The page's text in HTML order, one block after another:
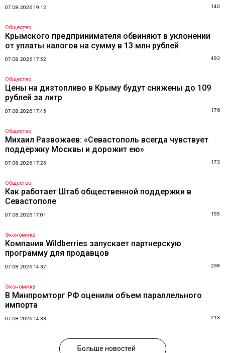
07.08.2026 19:12 140
Общество
Крымского предпринимателя обвиняют в уклонении
от уплаты налогов на сумму в 13 млн рублей
07.08.2026 17:52 493
Общество
Цены на дизтопливо в Крыму будут снижены до 109
рублей за литр
07.08.2026 17:45 176
Общество
Михаил Развожаев: «Севастополь всегда чувствует
поддержку Москвы и дорожит ею»
07.08.2026 17:25 173
Общество
Как работает Штаб общественной поддержки в
Севастополе
07.08.2026 17:01 155
Экономика
Компания Wildberries запускает партнерскую
программу для продавцов
07.08.2026 14:37 238
Экономика
В Минпромторг РФ оценили объем параллельного
импорта
07.08.2026 14:33 213
Больше новостей